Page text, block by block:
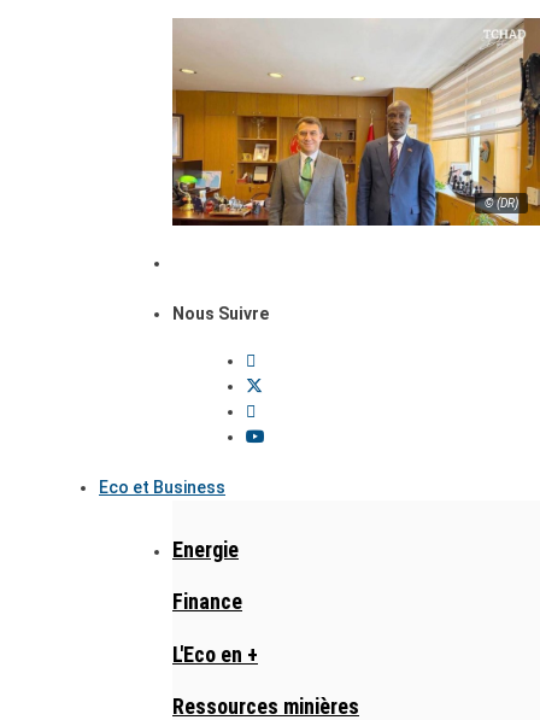
© (DR)
Nous Suivre
Eco et Business
Energie
Finance
L'Eco en +
Ressources minières